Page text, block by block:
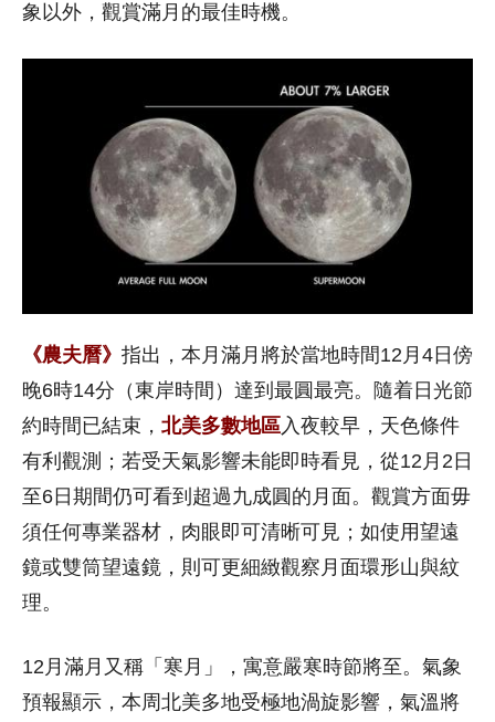
象以外，觀賞滿月的最佳時機。
《農夫曆》 指出，本月滿月將於當地時間12月4日傍
晚6時14分（東岸時間）達到最圓最亮。隨着日光節
約時間已結束， 北美多數地區 入夜較早，天色條件
有利觀測；若受天氣影響未能即時看見，從12月2日
至6日期間仍可看到超過九成圓的月面。觀賞方面毋
須任何專業器材，肉眼即可清晰可見；如使用望遠
鏡或雙筒望遠鏡，則可更細緻觀察月面環形山與紋
理。
12月滿月又稱「寒月」，寓意嚴寒時節將至。氣象
預報顯示，本周北美多地受極地渦旋影響，氣溫將